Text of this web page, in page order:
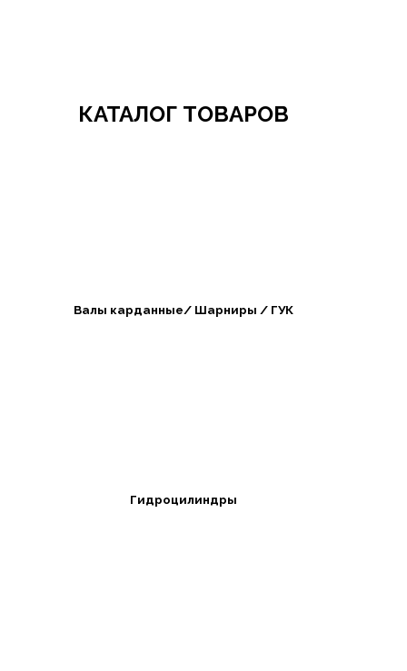
КАТАЛОГ ТОВАРОВ
Валы карданные/ Шарниры / ГУК
Гидроцилиндры